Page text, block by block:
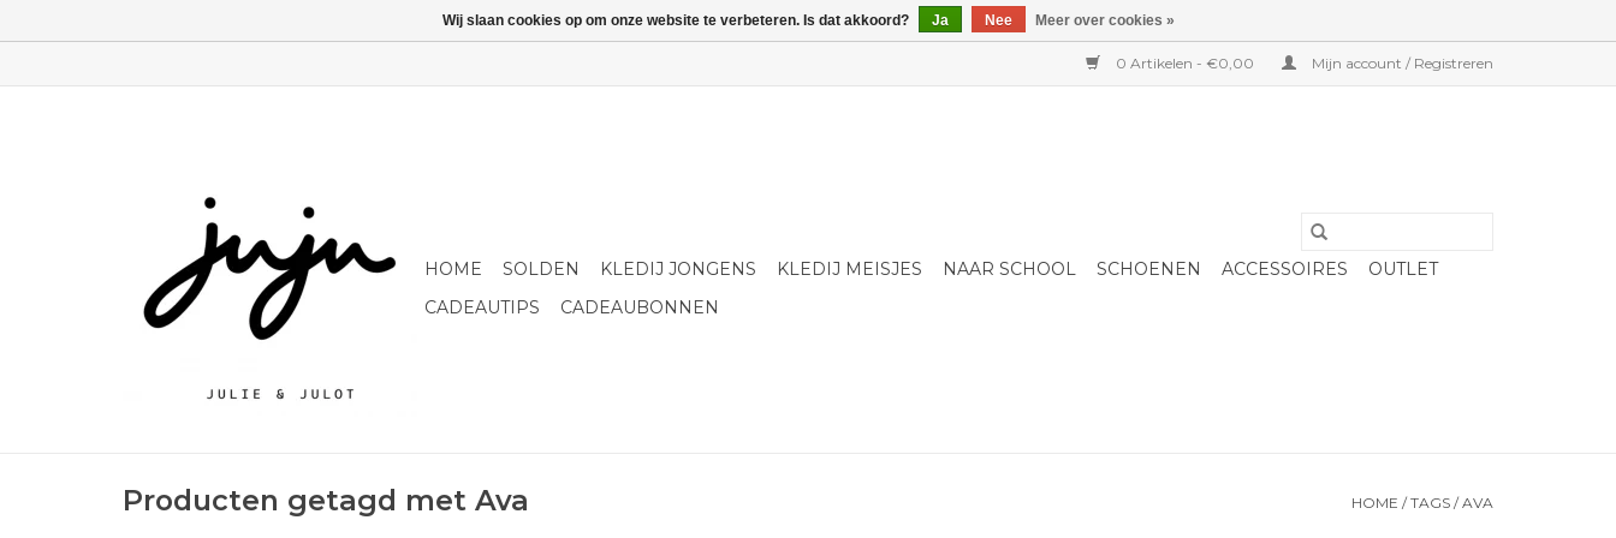
0 Artikelen - €0,00 Mijn account / Registreren
HOME SOLDEN KLEDIJ JONGENS KLEDIJ MEISJES NAAR SCHOOL SCHOENEN ACCESSOIRES
OUTLET
CADEAUTIPS
CADEAUBONNEN
Producten getagd met Ava HOME /TAGS /AVA
Wij slaan cookies op om onze website te verbeteren. Is dat akkoord? Ja Nee Meer over cookies »